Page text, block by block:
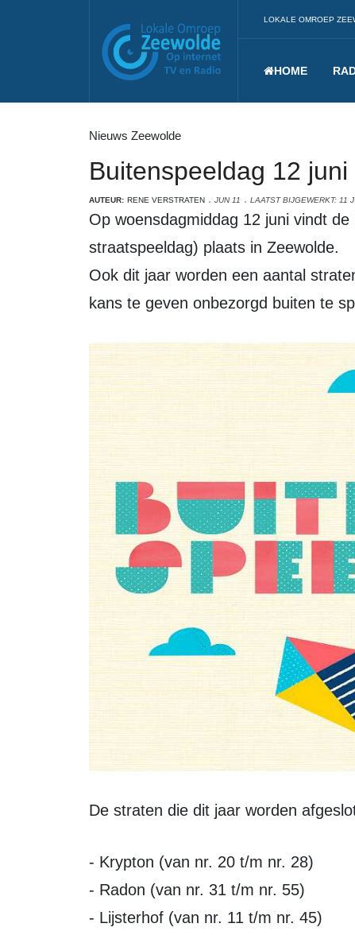
LOKALE OMROEP
HOME
Nieuws Zeewolde
Buitenspeeldag 12
AUTEUR: RENE VERSTRATEN JUN 11 LAATST BIJGEWERKT: 11
Op woensdagmiddag 12 juni vindt de Buitenspeeldag (voorheen Nationale
straatspeeldag) plaats in Zeewolde.
Ook dit jaar worden een aantal
kans te geven onbezorgd buiten te
De straten die dit jaar worden
- Krypton (van nr. 20 t/m nr. 28)
- Radon (van nr. 31 t/m nr. 55)
- Lijsterhof (van nr. 11 t/m nr. 45)